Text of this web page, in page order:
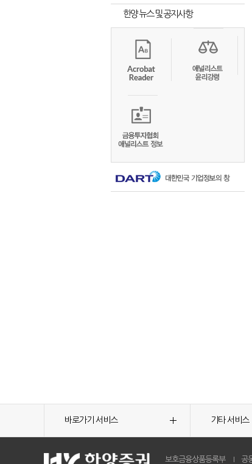
한양 뉴스 및 공지사항
바로가기 서비스 기타 서비스
보호금융상품등록부 공